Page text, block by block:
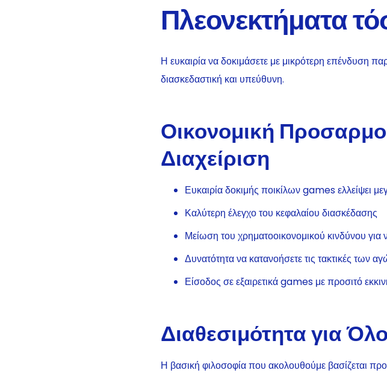
Πλεονεκτήματα
Η ευκαιρία να δοκιμάσετε με μικρότερη επένδυση
διασκεδαστική και υπεύθυνη.
Οικονομική
Διαχείριση
Ευκαιρία δοκιμής ποικίλων games ελλείψει
Καλύτερη έλεγχο του κεφαλαίου διασκέδασης
Μείωση του χρηματοοικονομικού κινδύνου για
Δυνατότητα να κατανοήσετε τις τακτικές των
Είσοδος σε εξαιρετικά games με προσιτό
Διαθεσιμότητα για
Η βασική φιλοσοφία που ακολουθούμε βασίζεται